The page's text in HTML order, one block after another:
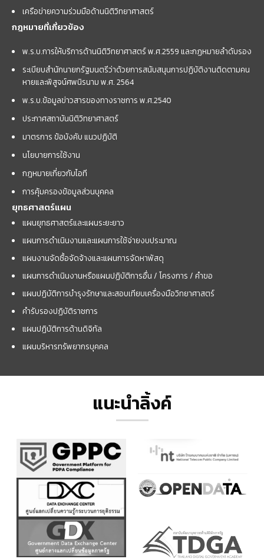
เครือข่ายความร่วมมือด้านนิติวิทยาศาสตร์
กฎหมายที่เกี่ยวข้อง
พ.ร.บ.การให้บริการด้านนิติวิทยาศาสตร์ พ.ศ.2559 และกฏหมายลำดับรอง
ระเบียบสำนักนายกรัฐมนตรีว่าด้วยการสนับสนุนการปฏิบัติงานติดตามคน
หายและพิสูจน์ศพนิรนาม พ.ศ. 2564
พ.ร.บ.ข้อมูลข่าวสารของทางราชการ พ.ศ.2540
ประกาศสถาบันนิติวิทยาศาสตร์
มาตรการ ข้อบังคับ แนวปฏิบัติ
นโยบายการใช้งาน
กฎหมายเกี่ยวกับไอที
การคุ้มครองข้อมูลส่วนบุคคล
ยุทธศาสตร์แผน
แผนยุทธศาสตร์และแผนระยะยาว
แผนการดำเนินงานและแผนการใช้จ่ายงบประมาณ
แผนงานจัดซื้อจัดจ้างและแผนการจัดหาพัสดุ
แผนการดำเนินงานหรือแผนปฏิบัติการอื่น / โครงการ / คำขอ
แผนปฏิบัติการบำรุงรักษาและสอบเทียบเครื่องมือวิทยาศาสตร์
คำรับรองปฏิบัติราชการ
แผนปฏิบัติการด้านดิจิทัล
แผนบริหารทรัพยากรบุคคล
แนะนำลิ้งค์